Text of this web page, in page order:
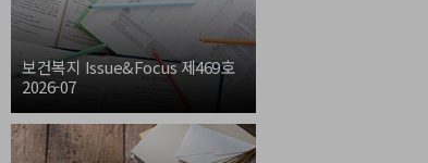
보건복지 Issue&Focus 제469호
2026-07